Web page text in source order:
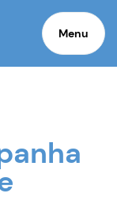
Menu